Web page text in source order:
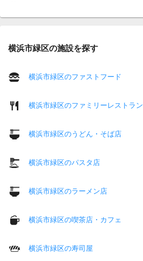
横浜市緑区の施設を探す
横浜市緑区のファストフード
横浜市緑区のファミリーレストラン
横浜市緑区のうどん・そば店
横浜市緑区のパスタ店
横浜市緑区のラーメン店
横浜市緑区の喫茶店・カフェ
横浜市緑区の寿司屋